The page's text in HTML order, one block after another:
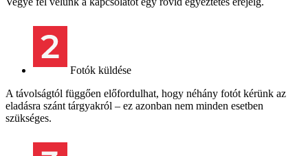
Fotók küldése
A távolságtól függően előfordulhat, hogy néhány fotót kérünk az
eladásra szánt tárgyakról – ez azonban nem minden esetben
szükséges.